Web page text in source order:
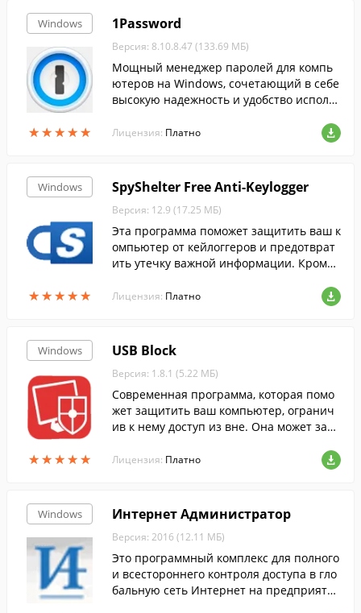
Windows
★★★★★
★★★★★
1Password
Версия: 8.10.8.47 (133.69 МБ)
Мощный менеджер паролей для компь
ютеров на Windows, сочетающий в себе
высокую надежность и удобство использ
Лицензия: Платно
Windows
★★★★★
★★★★★
SpyShelter Free Anti-Keylogger
Версия: 12.9 (17.25 МБ)
Эта программа поможет защитить ваш к
омпьютер от кейлоггеров и предотврат
ить утечку важной информации. Кроме
ную защиту от вредоносных программ.
Лицензия: Платно
Windows
★★★★★
★★★★★
USB Block
Версия: 1.8.1 (5.22 МБ)
Современная программа, которая помо
жет защитить ваш компьютер, огранич
ив к нему доступ из вне. Она может забл
ов, локальной сети и всех не системных
Лицензия: Платно
Windows Интернет Администратор
Версия: 2016 (12.11 МБ)
Это программный комплекс для полного
и всестороннего контроля доступа в гло
бальную сеть Интернет на предприяти